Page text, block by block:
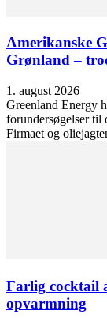
Amerikanske
Grønland –
1. august 2026
Greenland Energy
forundersøgelser til
Firmaet og
Farlig cocktail
opvarmning